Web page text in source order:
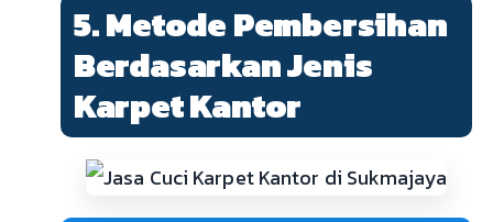
5. Metode Pembersihan
Berdasarkan Jenis
Karpet Kantor